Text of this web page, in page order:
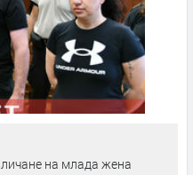
на млада жена